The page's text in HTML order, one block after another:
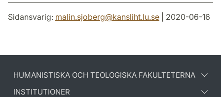
Sidansvarig: malin.sjoberg@kansliht.lu.se | 2020-06-16
HUMANISTISKA OCH TEOLOGISKA FAKULTETERNA
INSTITUTIONER